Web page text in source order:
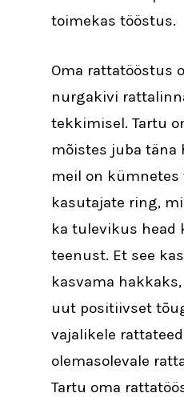
toimekas tööstus.
Oma rattatööstus
nurgakivi
tekkimisel. Tartu
mõistes juba täna
meil on kümnetes
kasutajate ring,
ka tulevikus head
teenust. Et see
kasvama
uut positiivset
vajalikele
olemasolevale
Tartu oma